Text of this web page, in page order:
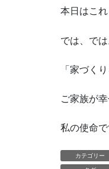
本日はこ
では、では
「家づく
ご家族が
私の使命で
カテゴリー